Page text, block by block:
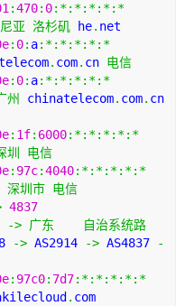
:470: 0:*:*:*:*:*
亚 洛杉矶 he. net
: 0: a:*:*:*:*:*
. com. cn 电信
: 0: a:*:*:*:*:*
州 chinatelecom. com.
: 1f: 6000:*:*:*:*:*
圳
电信
: 97c:4040:*:*:*:*:*
深圳市 电信
4837
-> 广东
自治系统路
-> AS2914 -> AS4837
-
: 97c0: 7d7:*:*:*:*:*
. com